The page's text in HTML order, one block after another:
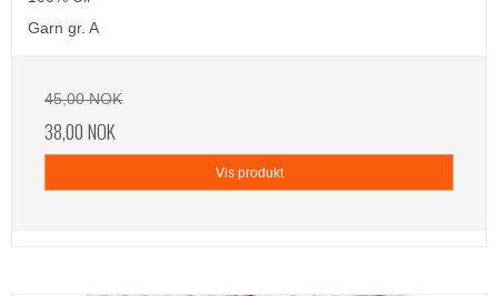
Garn gr. A
45,00 NOK
38,00 NOK
Vis produkt